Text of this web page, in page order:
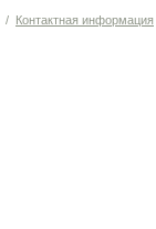
/ Контактная информация